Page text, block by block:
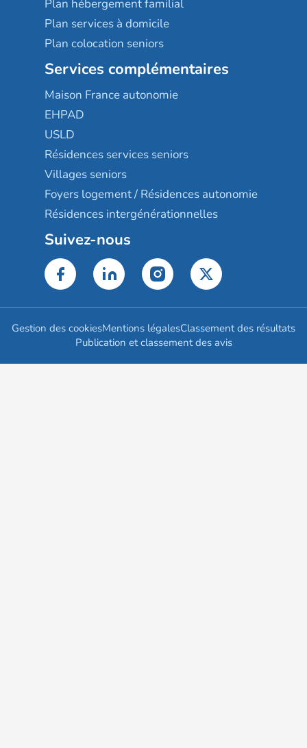
Plan hébergement familial
Plan services à domicile
Plan colocation seniors
Services complémentaires
Maison France autonomie
EHPAD
USLD
Résidences services seniors
Villages seniors
Foyers logement / Résidences autonomie
Résidences intergénérationnelles
Suivez-nous
Gestion des cookiesMentions légalesClassement des résultats
Publication et classement des avis